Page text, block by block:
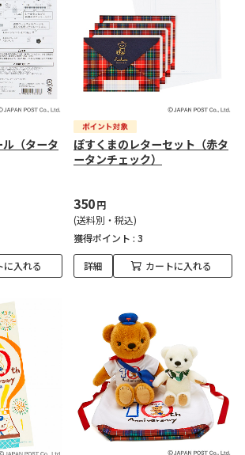
（タータ
に入れる
ぽすくまのレターセット（赤タ
ータンチェック）
350円
(送料別・税込)
獲得ポイント : 3
詳細 カートに入れる